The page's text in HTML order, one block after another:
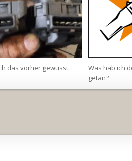
das vorher gewusst…
Was hab ich
getan?